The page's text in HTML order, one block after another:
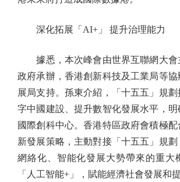
深化拓展「AI+」 提升治理能力
據悉，本次峰會由世界互聯網大會
政府承辦，香港創新科技及工業局等
展局支持。孫東介紹，「十五五」規
字中國建設、提升數智化發展水平，
國際創科中心。香港特區政府會積極配
新發展策略，主動對接「十五五」規劃
網絡化、智能化發展大勢帶來的重大
「人工智能+」，賦能經濟社會發展和